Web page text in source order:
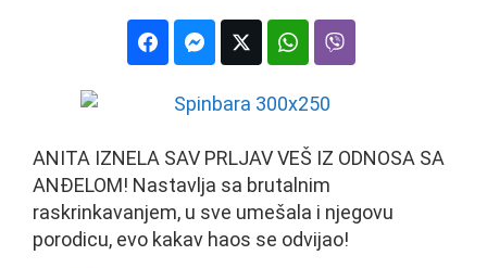
ANITA IZNELA SAV PRLJAV VEŠ IZ ODNOSA SA
ANĐELOM! Nastavlja sa brutalnim
raskrinkavanjem, u sve umešala i njegovu
porodicu, evo kakav haos se odvijao!